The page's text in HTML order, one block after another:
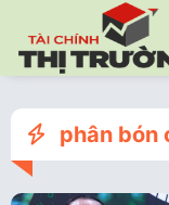
phân bón